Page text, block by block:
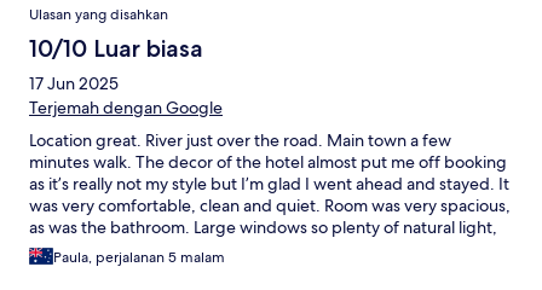
Ulasan yang disahkan
10/10 Luar biasa
17 Jun 2025
Terjemah dengan Google
Location great. River just over the road. Main town a few
minutes walk. The decor of the hotel almost put me off booking
as it’s really not my style but I’m glad I went ahead and stayed. It
was very comfortable, clean and quiet. Room was very spacious,
as was the bathroom. Large windows so plenty of natural light,
able to be opened a little too. Staff were helpful and friendly.
7/11 right across the road plenty of places to eat nearby. Would
Paula, perjalanan 5 malam